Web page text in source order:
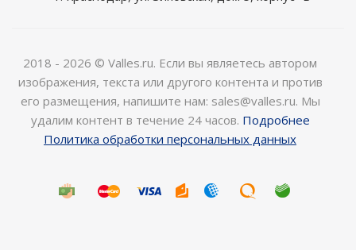
2018 - 2026 © Valles.ru. Если вы являетесь автором
изображения, текста или другого контента и против
его размещения, напишите нам: sales@valles.ru. Мы
удалим контент в течение 24 часов. Подробнее
Политика обработки персональных данных